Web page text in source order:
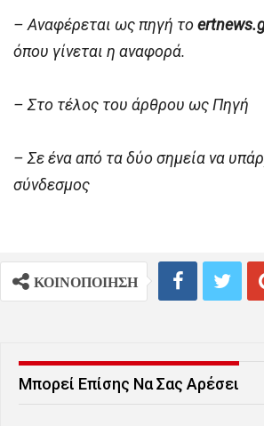
– Αναφέρεται ως πηγή το
όπου γίνεται η αναφορά.
– Στο τέλος του άρθρου ως Πηγή
– Σε ένα από τα δύο σημεία να
σύνδεσμος
ΚΟΙΝΟΠΟΙΗΣΗ
Μπορεί Επίσης Να Σας Αρέσει